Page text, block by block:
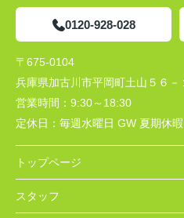
0120-928-028
〒675-0104
兵庫県加古川市平岡町土山５６－
営業時間： 9:30～18:30
定休日： 毎週水曜日 GW 夏期休
トップページ
スタッフ